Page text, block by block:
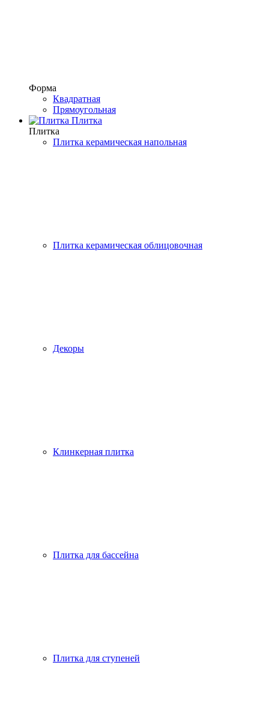
Форма
Квадратная
Прямоугольная
Плитка
Плитка
Плитка керамическая напольная
Плитка керамическая облицовочная
Декоры
Клинкерная плитка
Плитка для бассейна
Плитка для ступеней